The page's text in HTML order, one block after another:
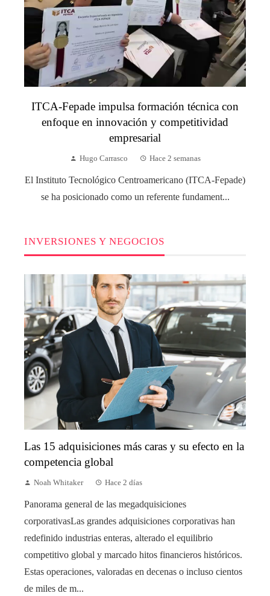
ITCA-Fepade impulsa formación técnica con
enfoque en innovación y competitividad
empresarial
Hugo Carrasco Hace 2 semanas
El Instituto Tecnológico Centroamericano (ITCA-Fepade)
se ha posicionado como un referente fundament...
INVERSIONES Y NEGOCIOS
Las 15 adquisiciones más caras y su efecto en la
competencia global
Noah Whitaker Hace 2 días
Panorama general de las megadquisiciones
corporativasLas grandes adquisiciones corporativas han
redefinido industrias enteras, alterado el equilibrio
competitivo global y marcado hitos financieros históricos.
Estas operaciones, valoradas en decenas o incluso cientos
de miles de m...